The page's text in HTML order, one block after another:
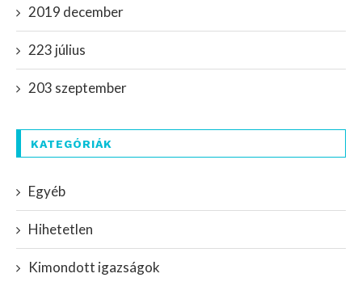
2019 december
223 július
203 szeptember
KATEGÓRIÁK
Egyéb
Hihetetlen
Kimondott igazságok